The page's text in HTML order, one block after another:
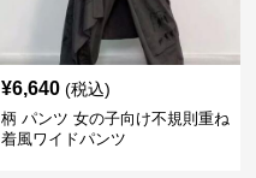
¥6,640 (税込)
柄 パンツ 女の子向け不規則重ね
着風ワイドパンツ